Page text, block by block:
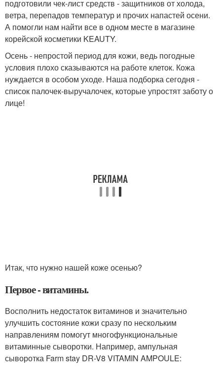
подготовили чек-лист средств - защитников от холода,
ветра, перепадов температур и прочих напастей осени.
А помогли нам найти все в одном месте в магазине
корейской косметики KEAUTY.
Осень - непростой период для кожи, ведь погодные
условия плохо сказываются на работе клеток. Кожа
нуждается в особом уходе. Наша подборка сегодня -
список палочек-выручалочек, которые упростят заботу о
лице!
Итак, что нужно нашей коже осенью?
Первое - витамины.
Восполнить недостаток витаминов и значительно
улучшить состояние кожи сразу по нескольким
направлениям помогут многофункциональные
витаминные сыворотки. Например, ампульная
сыворотка Farm stay DR-V8 VITAMIN AMPOULE: